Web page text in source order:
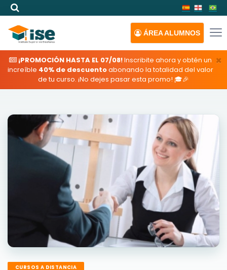
ÁREAALUMNOS
×
¡PROMOCIÓN HASTA EL 07/08!Inscribite ahora y obtén un
increíble 40% de descuentoabonando la totalidad del valor
de tu curso. ¡No dejes pasar esta promo! 🎓🎉
CURSOS A DISTANCIA